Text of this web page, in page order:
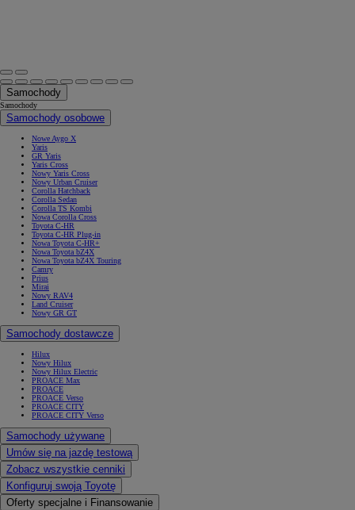
Samochody
Samochody
Samochody osobowe
Nowe Aygo X
Yaris
GR Yaris
Yaris Cross
Nowy Yaris Cross
Nowy Urban Cruiser
Corolla Hatchback
Corolla Sedan
Corolla TS Kombi
Nowa Corolla Cross
Toyota C-HR
Toyota C-HR Plug-in
Nowa Toyota C-HR+
Nowa Toyota bZ4X
Nowa Toyota bZ4X Touring
Camry
Prius
Mirai
Nowy RAV4
Land Cruiser
Nowy GR GT
Samochody dostawcze
Hilux
Nowy Hilux
Nowy Hilux Electric
PROACE Max
PROACE
PROACE Verso
PROACE CITY
PROACE CITY Verso
Samochody używane
Umów się na jazdę testową
Zobacz wszystkie cenniki
Konfiguruj swoją Toyotę
Oferty specjalne i Finansowanie